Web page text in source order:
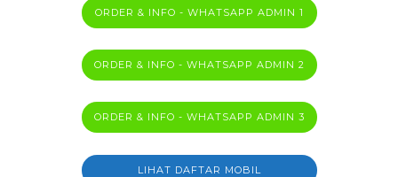
ORDER & INFO - WHATSAPP ADMIN 1
ORDER & INFO - WHATSAPP ADMIN 2
ORDER & INFO - WHATSAPP ADMIN 3
LIHAT DAFTAR MOBIL